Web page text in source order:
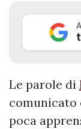
Le parole di
comunicato
poca